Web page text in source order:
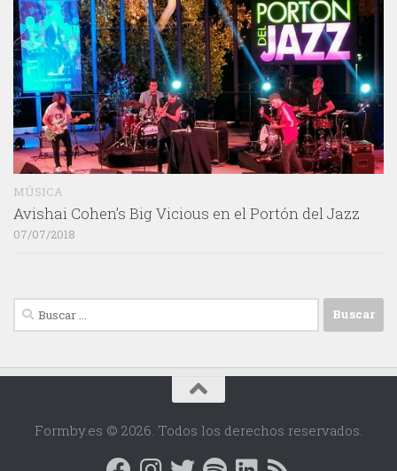
MÚSICA
Avishai Cohen’s Big Vicious en el Portón del Jazz
07/07/2018
Buscar:
Formby.es © 2026. Todos los derechos reservados.